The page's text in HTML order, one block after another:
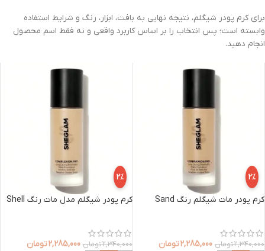
برای کرم پودر شیگلم، نتیجه نهایی به بافت، ابزار، رنگ و شرایط استفاده
وابسته است؛ پس انتخاب را بر اساس کاربرد واقعی و نه فقط اسم محصول
انجام دهید.
2%
کرم پودر مات شیگلم رنگ Sand
2,340,000تومان 2,285,000تومان
2%
کرم پودر شیگلم مدل مات رنگ Shell
2,340,000تومان 2,285,000تومان